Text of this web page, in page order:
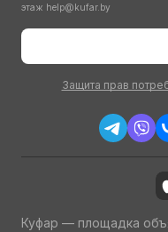
этаж help@kufar.by
Защита прав
Куфар — площадка